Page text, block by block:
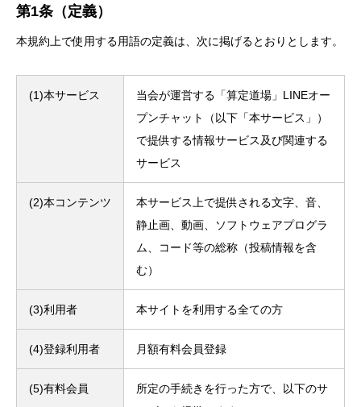
第1条（定義）
本規約上で使用する用語の定義は、次に掲げるとおりとします。
(1)本サービス
当会が運営する「算定道場」LINEオー
プンチャット（以下「本サービス」）
で提供する情報サービス及び関連する
サービス
(2)本コンテンツ
本サービス上で提供される文字、音、
静止画、動画、ソフトウェアプログラ
ム、コード等の総称（投稿情報を含
む）
(3)利用者 本サイトを利用する全ての方
(4)登録利用者 月額有料会員登録
(5)有料会員
所定の手続きを行った方で、以下のサ